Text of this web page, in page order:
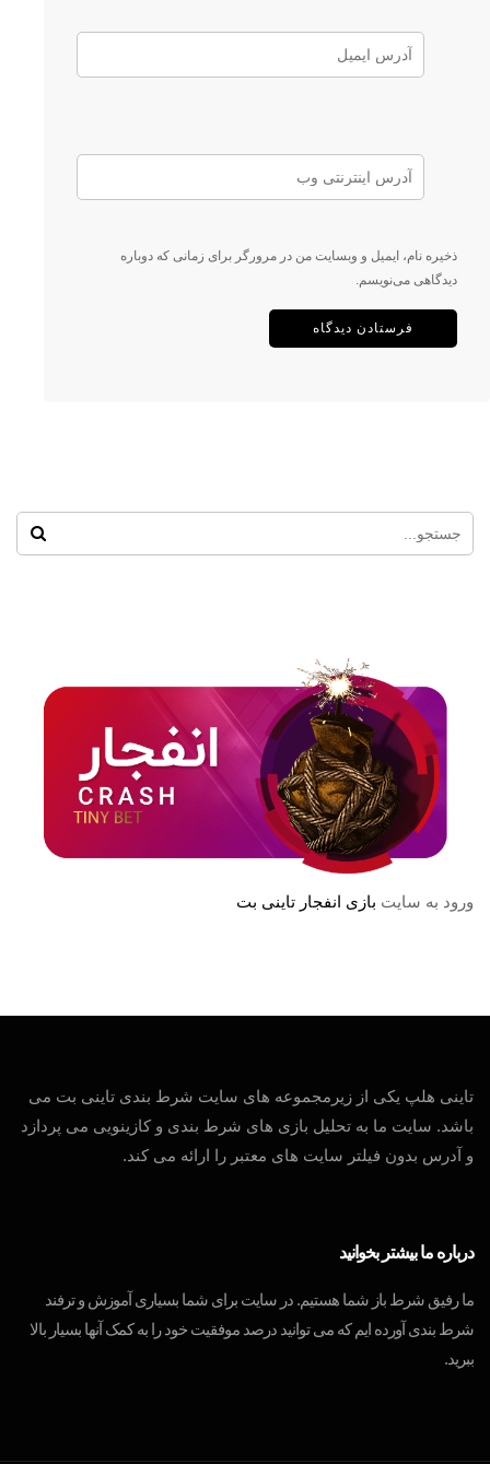
ذخیره نام، ایمیل و وبسایت من در مرورگر برای زمانی که دوباره
دیدگاهی می‌نویسم.
ورود به سایت بازی انفجار تاینی بت
تاینی هلپ یکی از زیرمجموعه های سایت شرط بندی تاینی بت می
باشد. سایت ما به تحلیل بازی های شرط بندی و کازینویی می پردازد
و آدرس بدون فیلتر سایت های معتبر را ارائه می کند.
درباره ما بیشتر بخوانید
ما رفیق شرط باز شما هستیم. در سایت برای شما بسیاری آموزش و ترفند
شرط بندی آورده ایم که می توانید درصد موفقیت خود را به کمک آنها بسیار بالا
ببرید.